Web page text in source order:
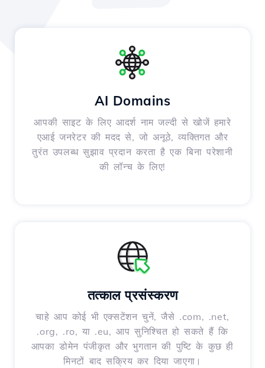
AI Domains
आपकी साइट के लिए आदर्श नाम जल्दी से खोजें हमारे
एआई जनरेटर की मदद से, जो अनूठे, व्यक्तिगत और
तुरंत उपलब्ध सुझाव प्रदान करता है एक बिना परेशानी
की लॉन्च के लिए!
तत्काल प्रसंस्करण
चाहे आप कोई भी एक्सटेंशन चुनें, जैसे .com, .net,
.org, .ro, या .eu, आप सुनिश्चित हो सकते हैं कि
आपका डोमेन पंजीकृत और भुगतान की पुष्टि के कुछ ही
मिनटों बाद सक्रिय कर दिया जाएगा।